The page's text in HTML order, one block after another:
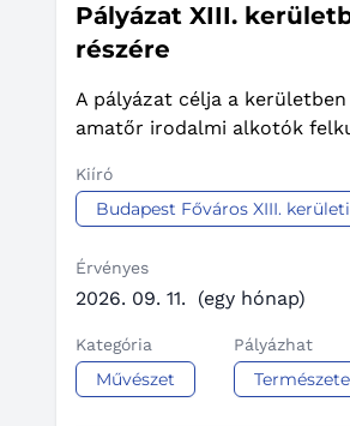
Pályázat XIII.
részére
A pályázat célja a
amatőr irodalmi alkotók
Kiíró
Budapest Főváros XIII.
Érvényes
2026. 09. 11. (egy hónap)
Kategória
Művészet
Pályázhat